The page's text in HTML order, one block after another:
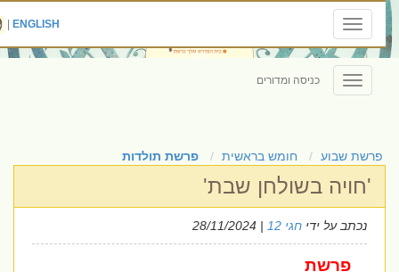
Toggle
navigation
ENGLISH
|
Toggle
navigation
כניסה ומדורים
פרשת שבוע חומש בראשית פרשת תולדות
'חויה בשולחן שבת'
נכתב על ידיחגי 12 | 28/11/2024
פרשת